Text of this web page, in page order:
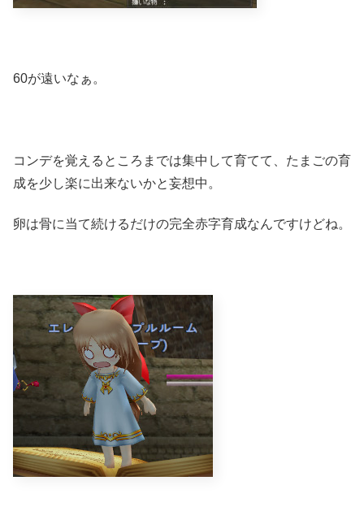
60が遠いなぁ。
コンデを覚えるところまでは集中して育てて、たまごの育
成を少し楽に出来ないかと妄想中。
卵は骨に当て続けるだけの完全赤字育成なんですけどね。